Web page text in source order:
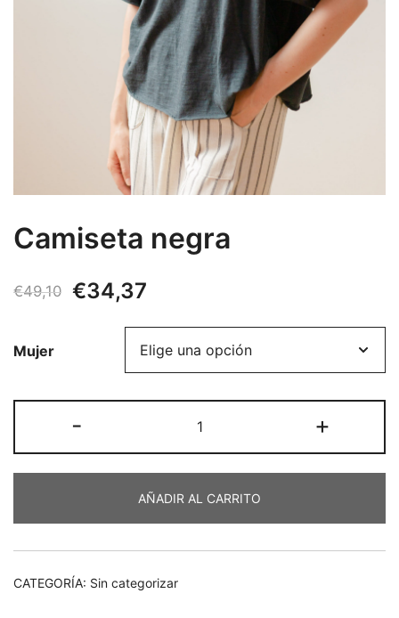
Camiseta negra
€49,10 El
precio
original
era:
€49,10.
€34,37
precio
actual
es:
€34,37.
Mujer
-
negra
cantidad
+
AÑADIR AL CARRITO
CATEGORÍA: Sin categorizar